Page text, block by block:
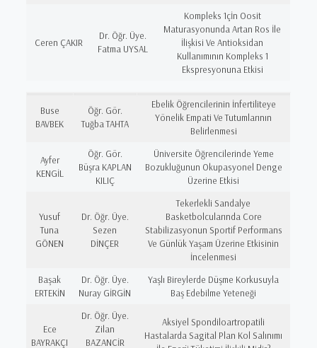
Ceren ÇAKIR
Dr. Öğr. Üye.
Fatma UYSAL
Kompleks 1çİn Oosit
Maturasyonunda Artan Ros İle
İlişkisi Ve Antioksidan
Kullanımının Kompleks 1
Ekspresyonuna Etkisi
Buse
BAVBEK
Öğr. Gör.
Tuğba TAHTA
Ebelik Öğrencilerinin İnfertiliteye
Yönelik Empati Ve Tutumlarının
Belirlenmesi
Ayfer
KENGİL
Öğr. Gör.
Büşra KAPLAN
KILIÇ
Üniversite Öğrencilerinde Yeme
Bozukluğunun Okupasyonel Denge
Üzerine Etkisi
Yusuf
Tuna
GÖNEN
Dr. Öğr. Üye.
Sezen
DİNÇER
Tekerlekli Sandalye
Basketbolcularında Core
Stabilizasyonun Sportif Performans
Ve Günlük Yaşam Üzerine Etkisinin
İncelenmesi
Başak
ERTEKİN
Dr. Öğr. Üye.
Nuray GİRGİN
Yaşlı Bireylerde Düşme Korkusuyla
Baş Edebilme Yeteneği
Ece
BAYRAKÇI
Dr. Öğr. Üye.
Zilan
BAZANCİR
Aksiyel Spondiloartropatili
Hastalarda Sagital Plan Kol Salınımı